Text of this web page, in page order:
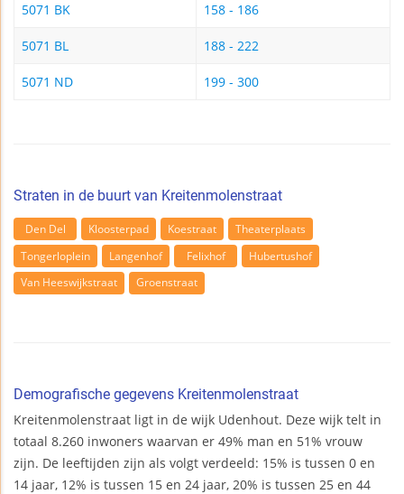
5071 BK 158 - 186
5071 BL 188 - 222
5071 ND 199 - 300
Straten in de buurt van Kreitenmolenstraat
Den Del Kloosterpad Koestraat
Theaterplaats
Tongerloplein
Langenhof Felixhof
Hubertushof
Van Heeswijkstraat
Groenstraat
Demografische gegevens Kreitenmolenstraat
Kreitenmolenstraat ligt in de wijk Udenhout. Deze wijk telt in
totaal 8.260 inwoners waarvan er 49% man en 51% vrouw
zijn. De leeftijden zijn als volgt verdeeld: 15% is tussen 0 en
14 jaar, 12% is tussen 15 en 24 jaar, 20% is tussen 25 en 44